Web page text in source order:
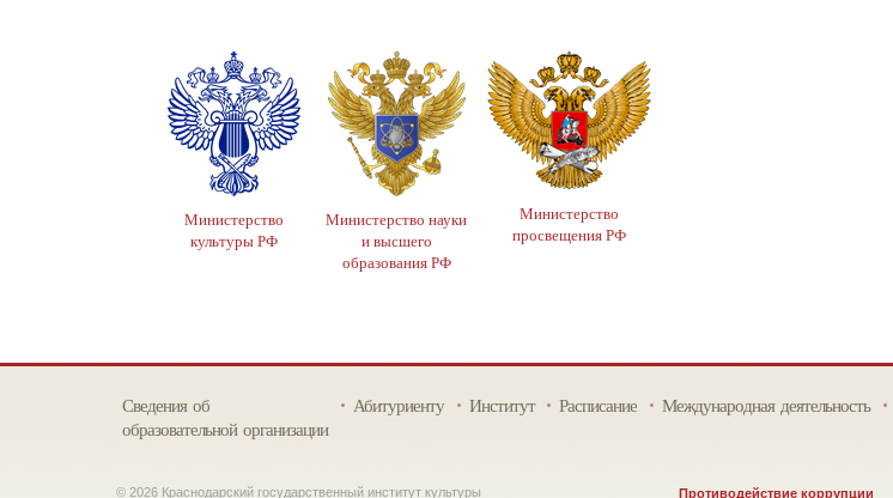
Министерство
культуры РФ
Министерство науки
и высшего
образования РФ
Министерство
просвещения РФ
Сведения об
образовательной организации
Абитуриенту Институт Расписание Международная деятельность
© 2026 Краснодарский государственный институт культуры Противодействие коррупции